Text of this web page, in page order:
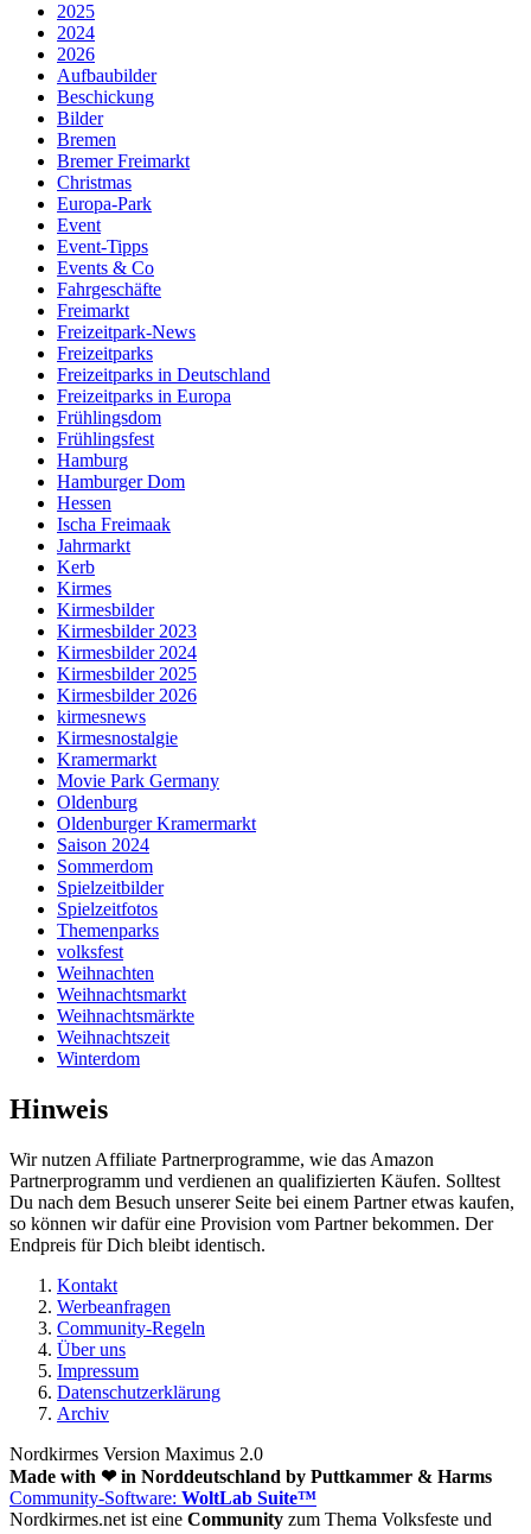
2025
2024
2026
Aufbaubilder
Beschickung
Bilder
Bremen
Bremer Freimarkt
Christmas
Europa-Park
Event
Event-Tipps
Events & Co
Fahrgeschäfte
Freimarkt
Freizeitpark-News
Freizeitparks
Freizeitparks in Deutschland
Freizeitparks in Europa
Frühlingsdom
Frühlingsfest
Hamburg
Hamburger Dom
Hessen
Ischa Freimaak
Jahrmarkt
Kerb
Kirmes
Kirmesbilder
Kirmesbilder 2023
Kirmesbilder 2024
Kirmesbilder 2025
Kirmesbilder 2026
kirmesnews
Kirmesnostalgie
Kramermarkt
Movie Park Germany
Oldenburg
Oldenburger Kramermarkt
Saison 2024
Sommerdom
Spielzeitbilder
Spielzeitfotos
Themenparks
volksfest
Weihnachten
Weihnachtsmarkt
Weihnachtsmärkte
Weihnachtszeit
Winterdom
Hinweis
Wir nutzen Affiliate Partnerprogramme, wie das Amazon
Partnerprogramm und verdienen an qualifizierten Käufen. Solltest
Du nach dem Besuch unserer Seite bei einem Partner etwas kaufen,
so können wir dafür eine Provision vom Partner bekommen. Der
Endpreis für Dich bleibt identisch.
Kontakt
Werbeanfragen
Community-Regeln
Über uns
Impressum
Datenschutzerklärung
Archiv
Nordkirmes Version Maximus 2.0
Made with ❤ in Norddeutschland by Puttkammer & Harms
Community-Software: WoltLab Suite™
Nordkirmes.net ist eine Community zum Thema Volksfeste und